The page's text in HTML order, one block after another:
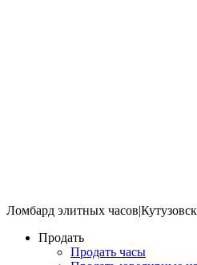
Ломбард элитных часов|
Продать
Продать часы